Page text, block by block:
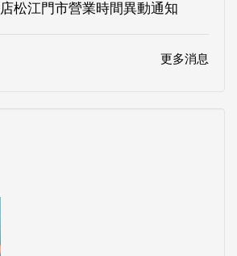
店松江門市營業時間異動通知
更多消息